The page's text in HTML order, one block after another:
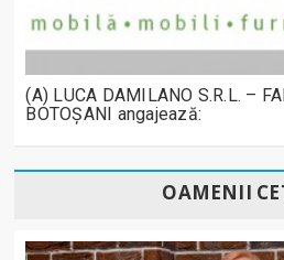
(A) LUCA DAMILANO S.R.L. –
BOTOȘANI angajează:
OAMENII